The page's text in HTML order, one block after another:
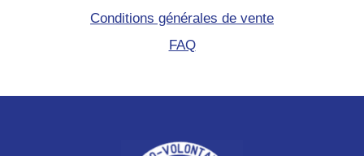
Conditions générales de vente
FAQ